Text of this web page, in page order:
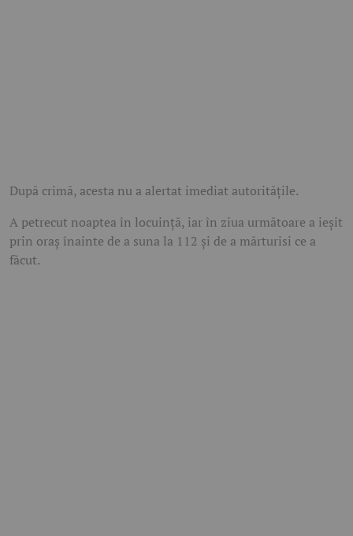
După crimă, acesta nu a alertat imediat autoritățile.
A petrecut noaptea în locuință, iar în ziua următoare a ieșit
prin oraș înainte de a suna la 112 și de a mărturisi ce a
făcut.